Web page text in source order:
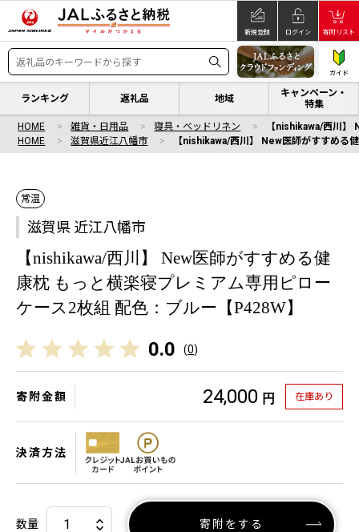
新規登録 ログイン 寄附リスト
ガイド
ランキング 返礼品 地域
キャンペーン・
特集
HOME 雑貨・日用品 寝具・ベッドリネン
【nishikawa/西川】
HOME
滋賀県近江八幡市 【nishikawa/西川】 New医師がすすめる
常温
滋賀県 近江八幡市
【nishikawa/西川】 New医師がすすめる健
康枕 もっと横楽寝プレミアム専用ピロー
ケース2枚組 配色：ブルー【P428W】
0.0 (0)
寄附金額 24,000 円 在庫あり
決済方法
数量 寄附をする